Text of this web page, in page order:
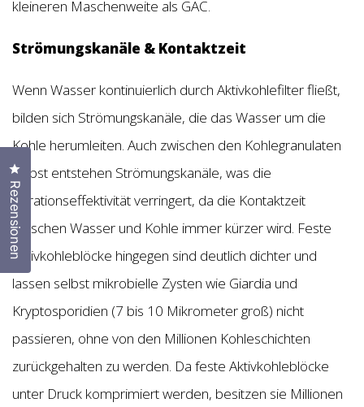
kleineren Maschenweite als GAC.
Strömungskanäle & Kontaktzeit
Wenn Wasser kontinuierlich durch Aktivkohlefilter fließt,
bilden sich Strömungskanäle, die das Wasser um die
Kohle herumleiten. Auch zwischen den Kohlegranulaten
selbst entstehen Strömungskanäle, was die
Filtrationseffektivität verringert, da die Kontaktzeit
zwischen Wasser und Kohle immer kürzer wird. Feste
Aktivkohleblöcke hingegen sind deutlich dichter und
lassen selbst mikrobielle Zysten wie Giardia und
Kryptosporidien (7 bis 10 Mikrometer groß) nicht
passieren, ohne von den Millionen Kohleschichten
zurückgehalten zu werden. Da feste Aktivkohleblöcke
unter Druck komprimiert werden, besitzen sie Millionen
Rezensionen
Klicken Sie, um den Bewertungsdialog zu öffnen